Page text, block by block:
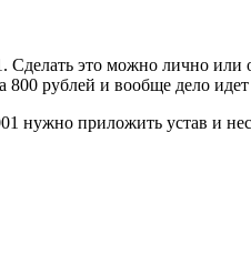
это можно лично
рублей и вообще дело идет
приложить устав и